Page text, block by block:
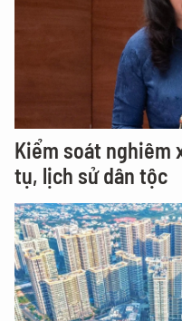
Kiểm soát nghiêm
tụ, lịch sử dân tộc